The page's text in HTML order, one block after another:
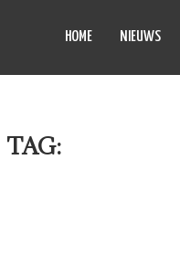
HOME NIEUWS
TAG: